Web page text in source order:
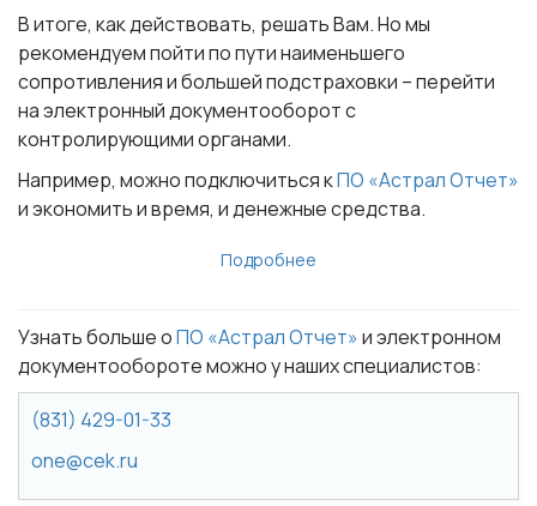
В итоге, как действовать, решать Вам. Но мы
рекомендуемпойти по пути наименьшего
сопротивления и большей подстраховки –перейти
на электронный документооборотс
контролирующими органами.
Например, можно подключиться кПО «Астрал Отчет»
и экономить и время, и денежные средства.
Подробнее
Узнать больше оПО «Астрал Отчет» и электронном
документообороте можно у наших специалистов:
(831) 429-01-33
one@cek.ru